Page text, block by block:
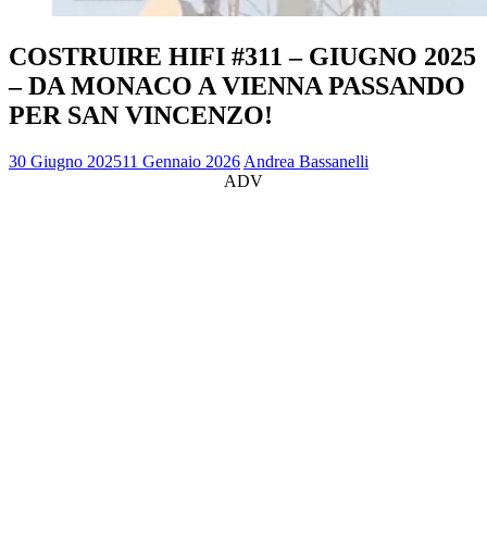
COSTRUIRE HIFI #311 – GIUGNO 2025
– DA MONACO A VIENNA PASSANDO
PER SAN VINCENZO!
30 Giugno 202511 Gennaio 2026 Andrea Bassanelli
ADV